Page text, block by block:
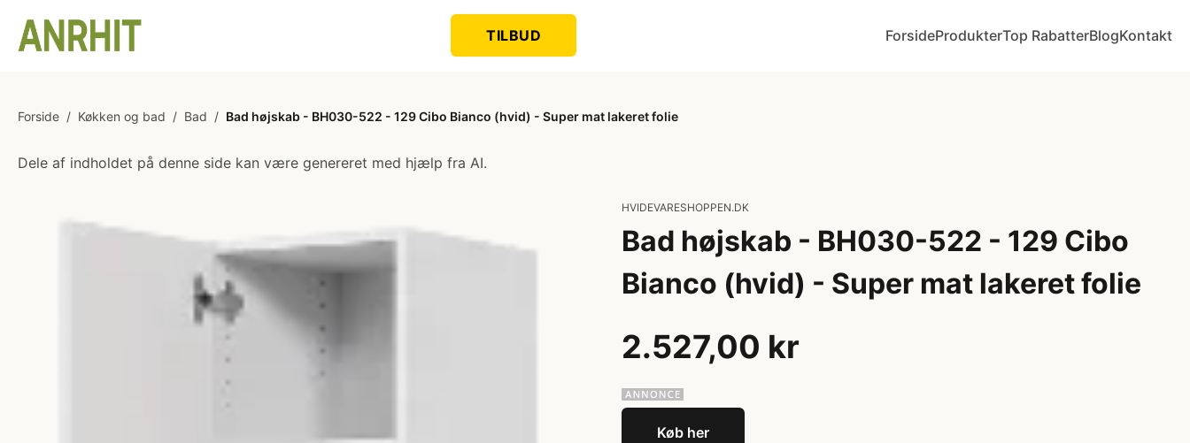
TILBUD ForsideProdukterTop RabatterBlogKontakt
Forside / Køkken og bad / Bad / Bad højskab - BH030-522 - 129 Cibo Bianco (hvid) - Super mat lakeret folie
Dele af indholdet på denne side kan være genereret med hjælp fra AI.
HVIDEVARESHOPPEN.DK
Bad højskab - BH030-522 - 129 Cibo
Bianco (hvid) - Super mat lakeret folie
2.527,00 kr
Køb her